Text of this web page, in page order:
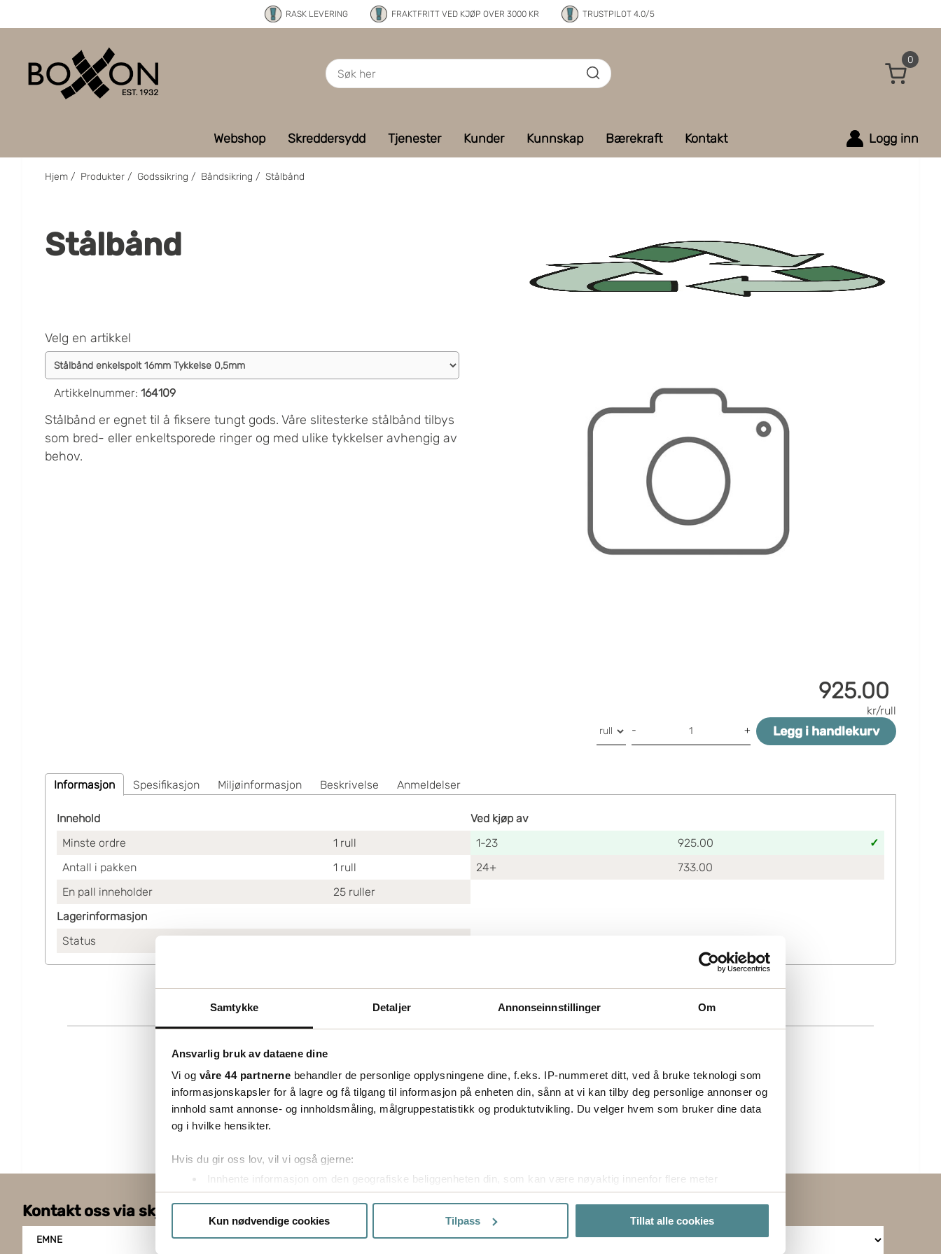
Samtykke Detaljer Annonseinnstillinger Om
Ansvarlig bruk av dataene dine
Vi og våre 44 partnerne behandler de personlige opplysningene dine, f.eks. IP-nummeret ditt, ved å bruke teknologi som
informasjonskapsler for å lagre og få tilgang til informasjon på enheten din, sånn at vi kan tilby deg personlige annonser og
innhold samt annonse- og innholdsmåling, målgruppestatistikk og produktutvikling. Du velger hvem som bruker dine data
og i hvilke hensikter.
Hvis du gir oss lov, vil vi også gjerne:
Innhente informasjon om den geografiske beliggenheten din, som kan være nøyaktig innenfor flere meter
Identifisere enheten din ved å aktivt skanne den for bestemte karakteristikker (fingeravtrykk)
mer info kan du lese om hvordan dine personlige data behandles og hvordan du kan velge hvordan de skal brukes.
Kun nødvendige cookies Tilpass Tillat alle cookies
RASK LEVERING FRAKTFRITT VED KJØP OVER 3000 KR TRUSTPILOT 4.0/5
0
Webshop Skreddersydd Tjenester Kunder Kunnskap Bærekraft Kontakt Logg inn
Hjem / Produkter / Godssikring / Båndsikring / Stålbånd
Stålbånd
Velg en artikkel
Artikkelnummer: 164109
Stålbånd er egnet til å fiksere tungt gods. Våre slitesterke stålbånd tilbys
som bred- eller enkeltsporede ringer og med ulike tykkelser avhengig av
behov.
925.00
kr/rull
- + Legg i handlekurv
Informasjon Spesifikasjon Miljøinformasjon Beskrivelse Anmeldelser
Innehold
Minste ordre
1 rull
Antall i pakken
1 rull
En pall inneholder
25 ruller
Ved kjøp av
1-23
925.00
24+
733.00
Lagerinformasjon
Status
Kontakt oss via skjemaet
EMNE